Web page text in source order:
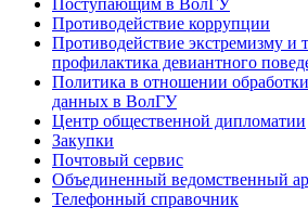
Поступающим в ВолГУ
Противодействие коррупции
Противодействие экстремизму и
профилактика девиантного
Политика в отношении
данных в ВолГУ
Центр общественной дипломатии
Закупки
Почтовый сервис
Объединенный ведомственный
Телефонный справочник